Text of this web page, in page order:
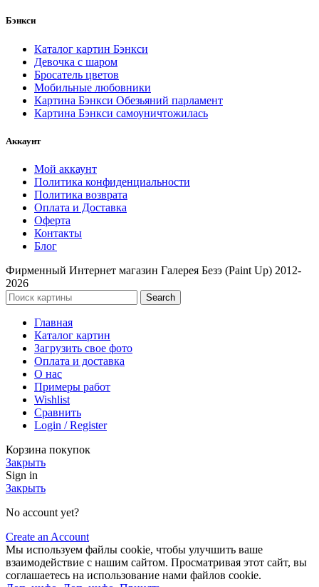
Бэнкси
Каталог картин Бэнкси
Девочка с шаром
Бросатель цветов
Мобильные любовники
Картина Бэнкси Обезьяний парламент
Картина Бэнкси самоуничтожилась
Аккаунт
Мой аккаунт
Политика конфиденциальности
Политика возврата
Оплата и Доставка
Оферта
Контакты
Блог
Фирменный Интернет магазин Галерея Безэ (Paint Up) 2012-
2026
Search
Главная
Каталог картин
Загрузить свое фото
Оплата и доставка
О нас
Примеры работ
Wishlist
Сравнить
Login / Register
Корзина покупок
Закрыть
Sign in
Закрыть
No account yet?
Create an Account
Мы используем файлы cookie, чтобы улучшить ваше
взаимодействие с нашим сайтом. Просматривая этот сайт, вы
соглашаетесь на использование нами файлов cookie.